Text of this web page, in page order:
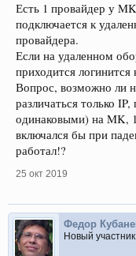
Есть 1 провайдер у
подключается к
провайдера.
Если на удаленном
приходится
Вопрос, возможно ли
различаться только
одинаковыми) на MK,
включался бы при
работал!?
25 окт 2019
Федор
Новый участник